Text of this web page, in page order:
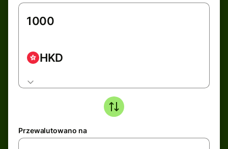
HKD
Przewalutowano na